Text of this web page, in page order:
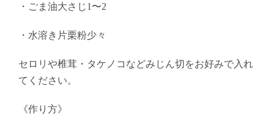
・ごま油大さじ1〜2
・水溶き片栗粉少々
セロリや椎茸・タケノコなどみじん切をお好みで入れ
てください。
《作り方》